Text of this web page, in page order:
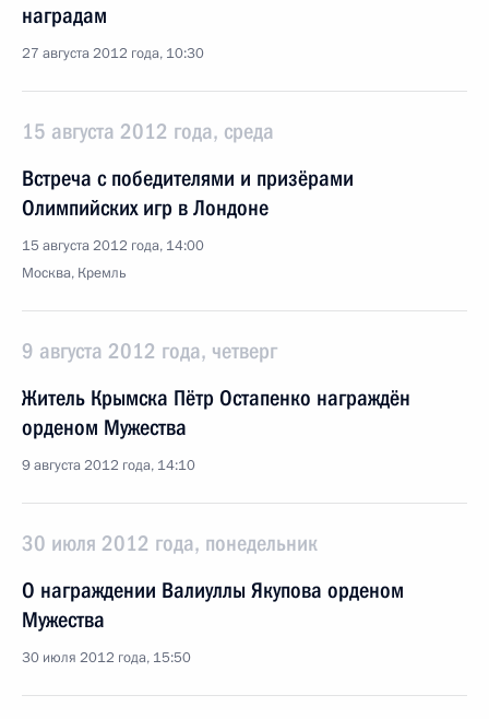
наградам
27 августа 2012 года, 10:30
15 августа 2012 года, среда
Встреча с победителями и призёрами
Олимпийских игр в Лондоне
15 августа 2012 года, 14:00
Москва, Кремль
9 августа 2012 года, четверг
Житель Крымска Пётр Остапенко награждён
орденом Мужества
9 августа 2012 года, 14:10
30 июля 2012 года, понедельник
О награждении Валиуллы Якупова орденом
Мужества
30 июля 2012 года, 15:50